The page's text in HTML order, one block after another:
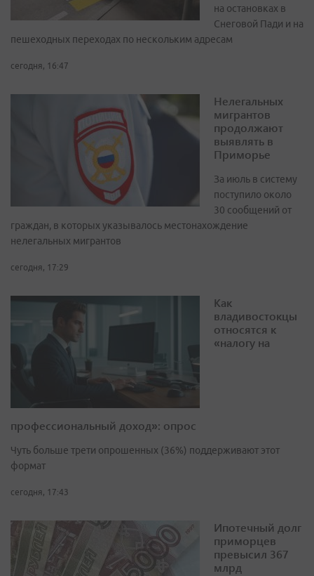
на остановках в
Снеговой Пади и на
пешеходных переходах по нескольким адресам
сегодня, 16:47
Нелегальных
мигрантов
продолжают
выявлять в
Приморье
За июль в систему
поступило около
30 сообщений от
граждан, в которых указывалось местонахождение
нелегальных мигрантов
сегодня, 17:29
Как
владивостокцы
относятся к
«налогу на
профессиональный доход»: опрос
Чуть больше трети опрошенных (36%) поддерживают этот
формат
сегодня, 17:43
Ипотечный долг
приморцев
превысил 367
млрд